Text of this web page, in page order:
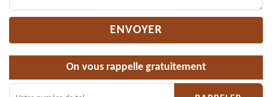
On vous rappelle gratuitement